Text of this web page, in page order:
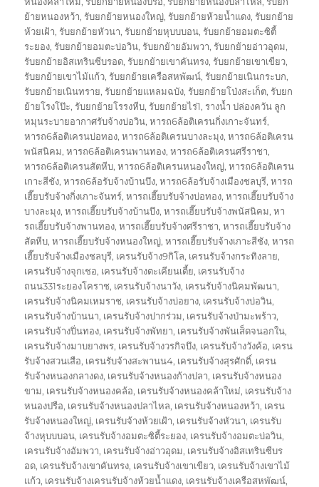
ย้ายหนองหว้า,รับยกย้ายหนองใหญ่,รับยกย้ายห้วยน้ำแดง,รับยกย้าย
ห้วยเฝ้า,รับยกย้ายหัวนา,รับยกย้ายหุบบบอน,รับยกย้ายอมตะซิตี้
ระยอง,รับยกย้ายอมตะบ่อวิน,รับยกย้ายอัมพวา,รับยกย้ายอ่าวอุดม,
รับยกย้ายอิสเทรินซีบรอด,รับยกย้ายเขาคันทรง,รับยกย้ายเขาเขียว,
รับยกย้ายเขาไม้แก้ว,รับยกย้ายเครือสหพัฒน์,รับยกย้ายเนินกระบก,
รับยกย้ายเนินทราย,รับยกย้ายแหลมฉบัง,รับยกย้ายโป่งสะเก็ต,รับยก
ย้ายโรงโป๊ะ,รับยกย้ายโรรงหีบ,รับยกย้ายไร่1,รางน้ำ ปล่องควัน ลูก
หมุนระบายอากาศรับจ้างบ่อวิน,หารถ6ล้อติเครนกิ่งเกาะจันทร์,
หารถ6ล้อติเครนบ่อทอง,หารถ6ล้อติเครนบางละมุง,หารถ6ล้อติเครน
พนัสนิคม,หารถ6ล้อติเครนพานทอง,หารถ6ล้อติเครนศรีราชา,
หารถ6ล้อติเครนสัตหีบ,หารถ6ล้อติเครนหนองใหญ่,หารถ6ล้อติเครน
เกาะสีชัง,หารถ6ล้อรับจ้างบ้านบึง,หารถ6ล้อรับจ้างเมืองชลบุรี,หารถ
เฮี๊ยบรับจ้างกิ่งเกาะจันทร์,หารถเฮี๊ยบรับจ้างบ่อทอง,หารถเฮี๊ยบรับจ้าง
บางละมุง,หารถเฮี๊ยบรับจ้างบ้านบึง,หารถเฮี๊ยบรับจ้างพนัสนิคม,หา
รถเฮี๊ยบรับจ้างพานทอง,หารถเฮี๊ยบรับจ้างศรีราชา,หารถเฮี๊ยบรับจ้าง
สัตหีบ,หารถเฮี๊ยบรับจ้างหนองใหญ่,หารถเฮี๊ยบรับจ้างเกาะสีชัง,หารถ
เฮี๊ยบรับจ้างเมืองชลบุรี, เครนรับจ้าง9กิโล, เครนรับจ้างกระทิงลาย,
เครนรับจ้างจุกเชอ, เครนรับจ้างตะเคียนเตี้ย, เครนรับจ้าง
ถนน331ระยองโคราช, เครนรับจ้างนาวัง, เครนรับจ้างนิคมพัฒนา,
เครนรับจ้างนิคมเหมราช, เครนรับจ้างบ่อยาง, เครนรับจ้างบ่อวิน,
เครนรับจ้างบ้านนา, เครนรับจ้างปากร่วม, เครนรับจ้างป่ามะพร้าว,
เครนรับจ้างปิ่นทอง, เครนรับจ้างพัทยา, เครนรับจ้างพันเส็ดจนอกใน,
เครนรับจ้างมาบยางพร, เครนรับจ้างวรกิจบึง, เครนรับจ้างวังค้อ, เครน
รับจ้างสวนเสือ, เครนรับจ้างสะพานน4, เครนรับจ้างสุรศักดิ์, เครน
รับจ้างหนองกลางดง, เครนรับจ้างหนองก้างปลา, เครนรับจ้างหนอง
ขาม, เครนรับจ้างหนองคล้อ, เครนรับจ้างหนองคล้าใหม่, เครนรับจ้าง
หนองปรือ, เครนรับจ้างหนองปลาไหล, เครนรับจ้างหนองหว้า, เครน
รับจ้างหนองใหญ่, เครนรับจ้างห้วยเฝ้า, เครนรับจ้างหัวนา, เครนรับ
จ้างหุบบบอน, เครนรับจ้างอมตะซิตี้ระยอง, เครนรับจ้างอมตะบ่อวิน,
เครนรับจ้างอัมพวา, เครนรับจ้างอ่าวอุดม, เครนรับจ้างอิสเทรินซีบร
อด, เครนรับจ้างเขาคันทรง, เครนรับจ้างเขาเขียว, เครนรับจ้างเขาไม้
แก้ว, เครนรับจ้างเครนรับจ้างห้วยน้ำแดง, เครนรับจ้างเครือสหพัฒน์,